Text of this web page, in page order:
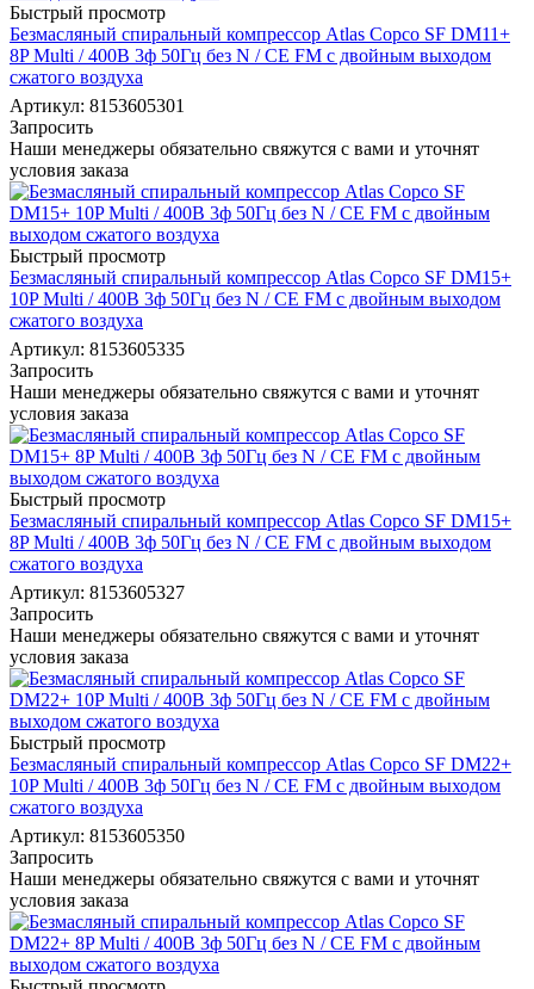
Быстрый просмотр
Безмасляный спиральный компрессор Atlas Copco SF DM11+
8P Multi / 400В 3ф 50Гц без N / CE FM с двойным выходом
сжатого воздуха
Артикул: 8153605301
Запросить
Наши менеджеры обязательно свяжутся с вами и уточнят
условия заказа
Быстрый просмотр
Безмасляный спиральный компрессор Atlas Copco SF DM15+
10P Multi / 400В 3ф 50Гц без N / CE FM с двойным выходом
сжатого воздуха
Артикул: 8153605335
Запросить
Наши менеджеры обязательно свяжутся с вами и уточнят
условия заказа
Быстрый просмотр
Безмасляный спиральный компрессор Atlas Copco SF DM15+
8P Multi / 400В 3ф 50Гц без N / CE FM с двойным выходом
сжатого воздуха
Артикул: 8153605327
Запросить
Наши менеджеры обязательно свяжутся с вами и уточнят
условия заказа
Быстрый просмотр
Безмасляный спиральный компрессор Atlas Copco SF DM22+
10P Multi / 400В 3ф 50Гц без N / CE FM с двойным выходом
сжатого воздуха
Артикул: 8153605350
Запросить
Наши менеджеры обязательно свяжутся с вами и уточнят
условия заказа